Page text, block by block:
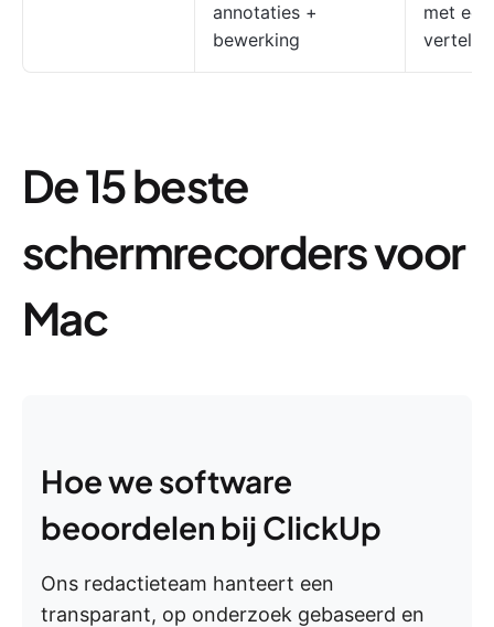
annotaties +
bewerking
met
De 15 beste
schermrecorders voor
Mac
Hoe we software
beoordelen bij ClickUp
Ons redactieteam hanteert een
transparant, op onderzoek gebaseerd en